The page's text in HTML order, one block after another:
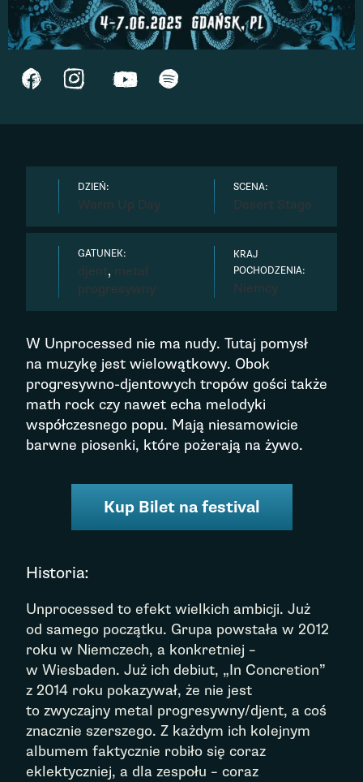
DZIEŃ:
Warm Up Day
SCENA:
Desert Stage
GATUNEK:
djent, metal
progresywny
KRAJ
POCHODZENIA:
Niemcy
W Unprocessed nie ma nudy. Tutaj pomysł
na muzykę jest wielowątkowy. Obok
progresywno-djentowych tropów gości także
math rock czy nawet echa melodyki
współczesnego popu. Mają niesamowicie
barwne piosenki, które pożerają na żywo.
Kup Bilet na festival
Historia:
Unprocessed to efekt wielkich ambicji. Już
od samego początku. Grupa powstała w 2012
roku w Niemczech, a konkretniej –
w Wiesbaden. Już ich debiut, „In Concretion”
z 2014 roku pokazywał, że nie jest
to zwyczajny metal progresywny/djent, a coś
znacznie szerszego. Z każdym ich kolejnym
albumem faktycznie robiło się coraz
eklektyczniej, a dla zespołu – coraz